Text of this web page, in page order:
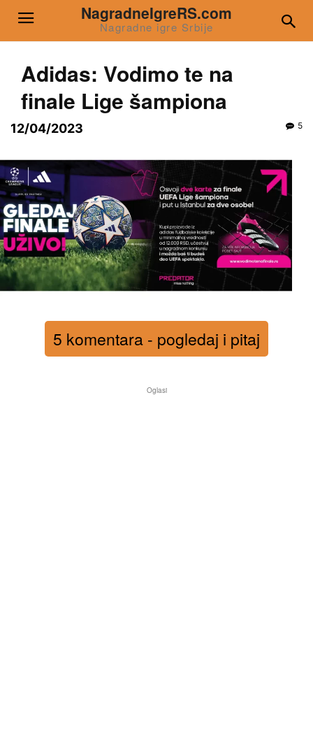
NagradneIgreRS.com
Nagradne igre Srbije
Adidas: Vodimo te na
finale Lige šampiona
12/04/2023 5
5 komentara - pogledaj i pitaj
Oglasi